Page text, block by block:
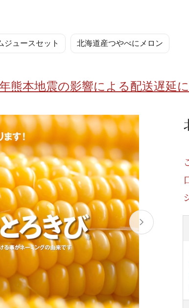
総菜
ョン 定期購読雑誌
ジュースセット 北海道産つやべにメロン
熊本地震の影響による配送遅延